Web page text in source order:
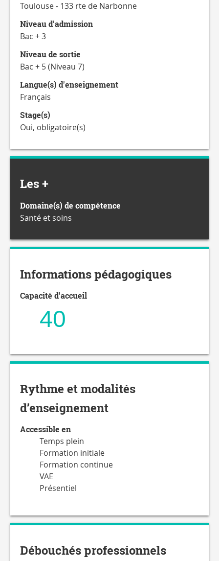
Toulouse - 133 rte de Narbonne
Niveau d'admission
Bac + 3
Niveau de sortie
Bac + 5 (Niveau 7)
Langue(s) d'enseignement
Français
Stage(s)
Oui, obligatoire(s)
Les +
Domaine(s) de compétence
Santé et soins
Informations pédagogiques
Capacité d'accueil
40
Rythme et modalités
d’enseignement
Accessible en
Temps plein
Formation initiale
Formation continue
VAE
Présentiel
Débouchés professionnels